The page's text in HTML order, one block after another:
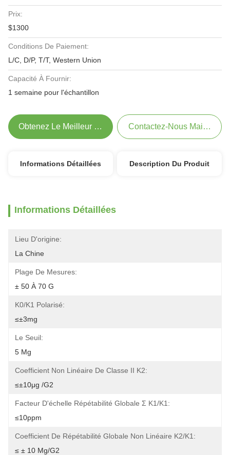
Prix:
$1300
Conditions De Paiement:
L/C, D/P, T/T, Western Union
Capacité À Fournir:
1 semaine pour l'échantillon
Obtenez Le Meilleur Prix Contactez-Nous Maintenant
Informations Détaillées Description Du Produit
Informations Détaillées
Lieu D'origine:
La Chine
Plage De Mesures:
± 50 À 70 G
K0/k1 Polarisé:
≤±3mg
Le Seuil:
5 Μg
Coefficient Non Linéaire De Classe II K2:
≤±10μg /g2
Facteur D'échelle Répétabilité Globale Σ K1/K1:
≤10ppm
Coefficient De Répétabilité Globale Non Linéaire K2/K1:
≤ ± 10 Μg/g2